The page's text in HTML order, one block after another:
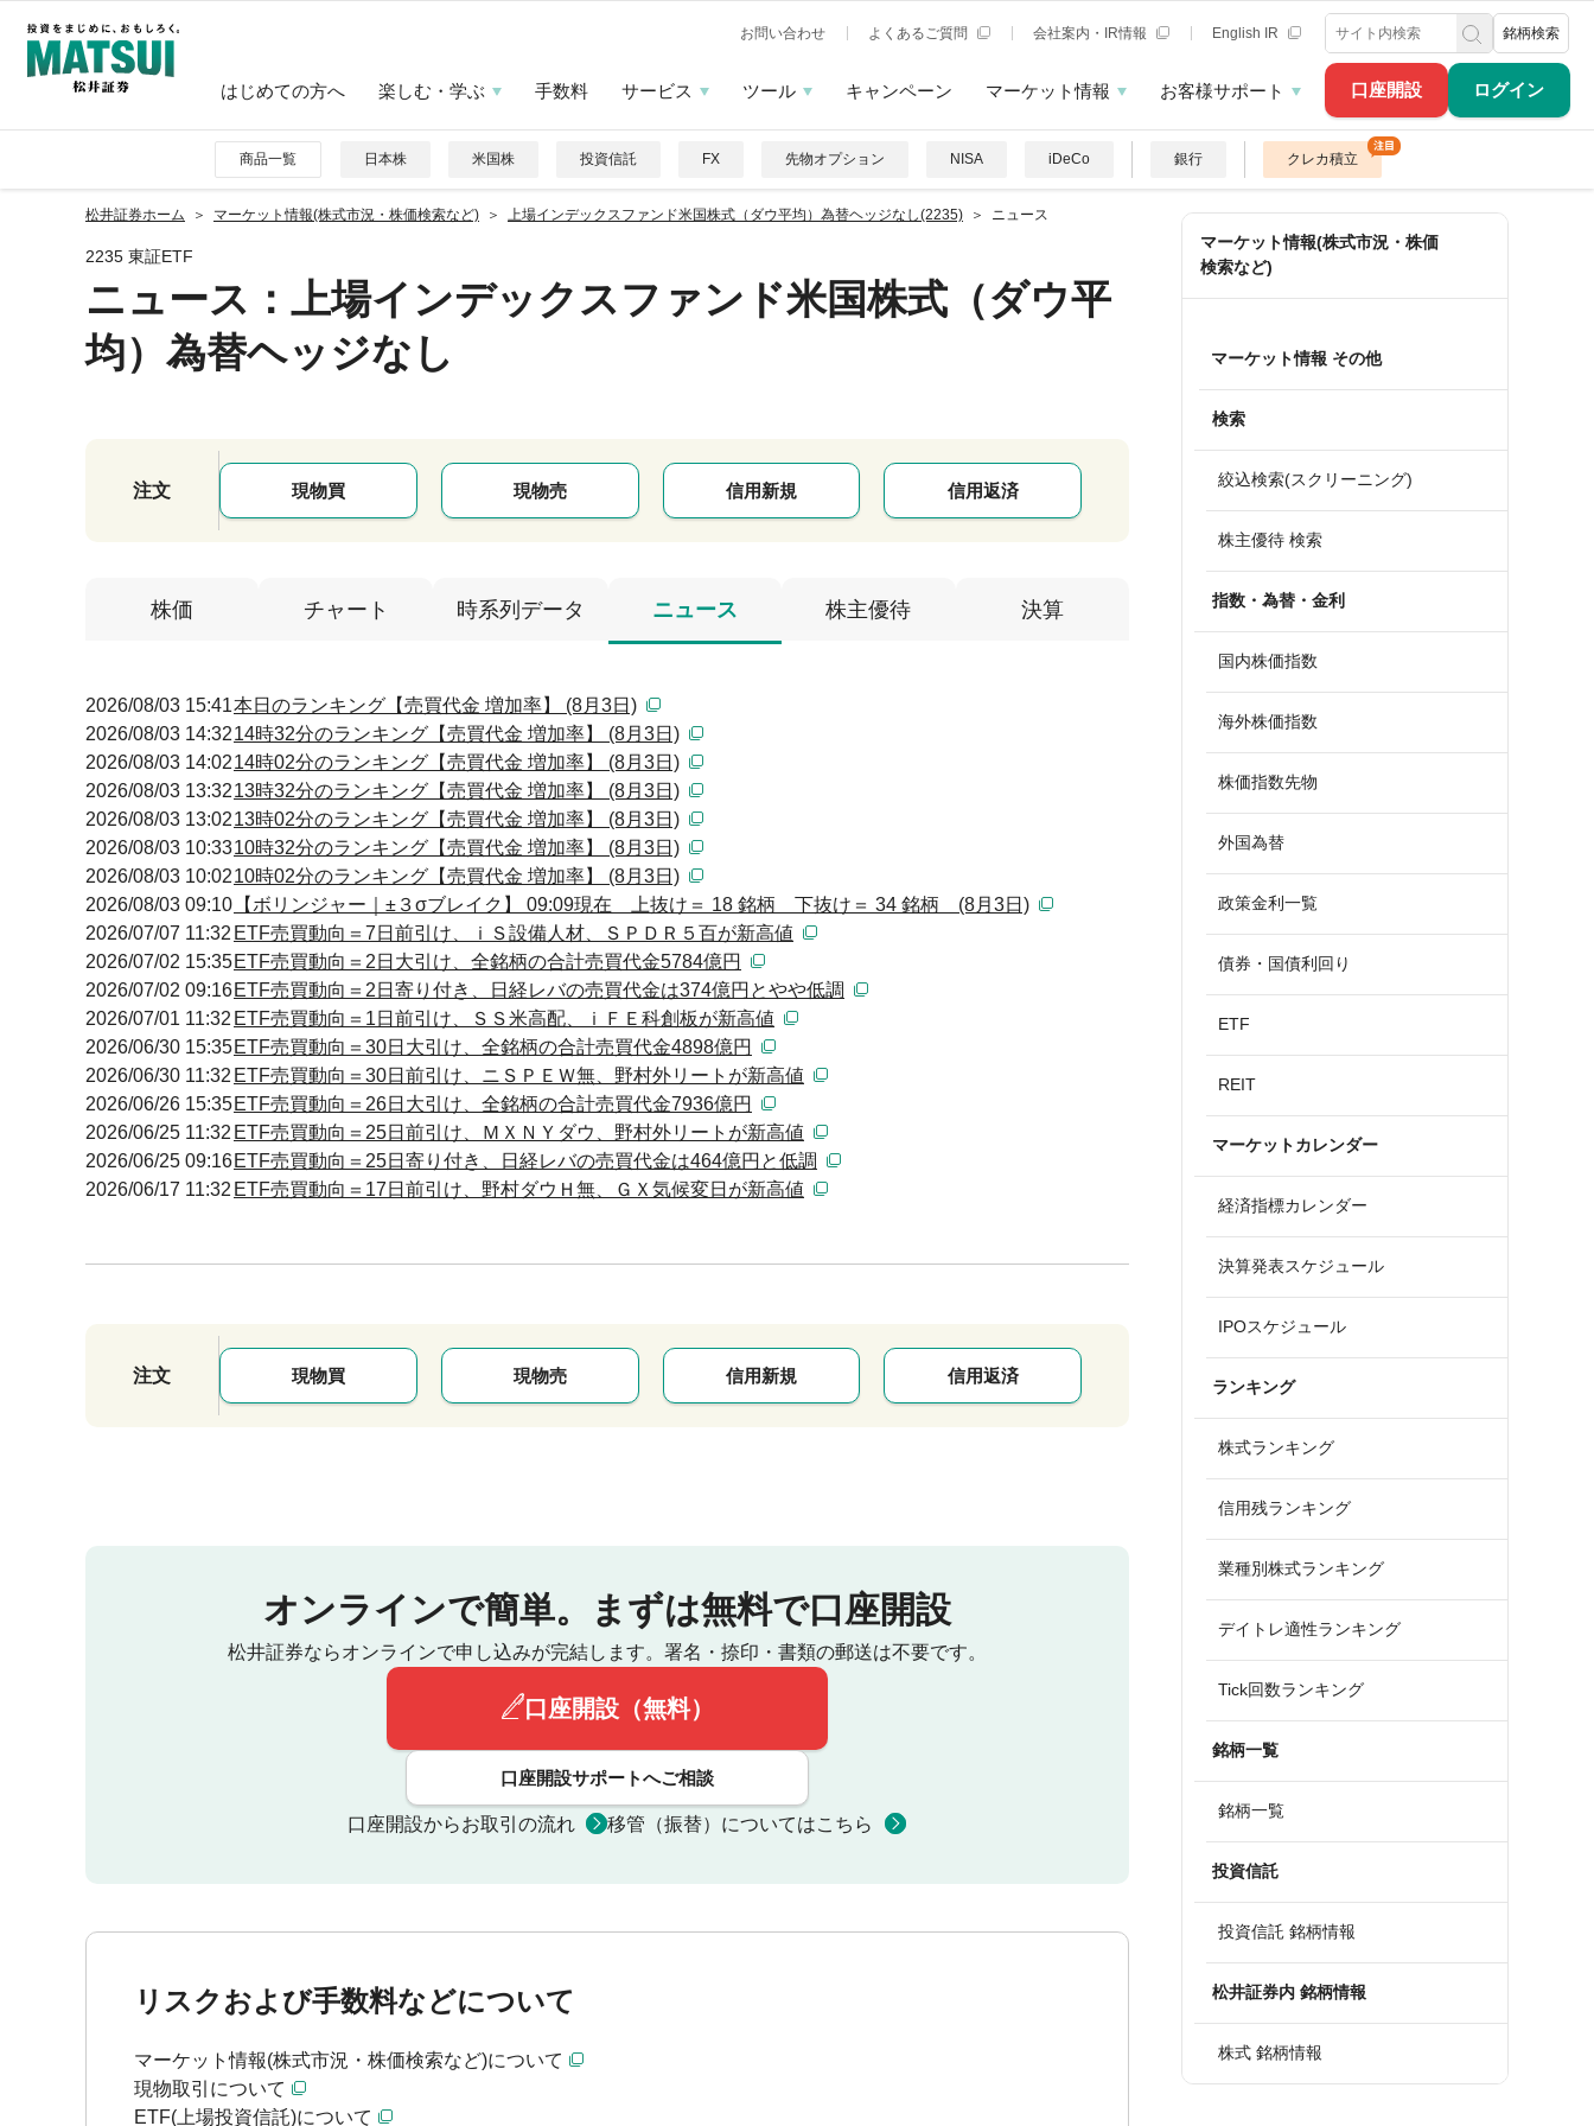
口座開設 ログイン
お問い合わせ よくあるご質問 会社案内・IR情報 English IR 銘柄検索
はじめての方へ 楽しむ・学ぶ 手数料 サービス ツール キャンペーン マーケット情報 お客様サポート
商品一覧 日本株 米国株 投資信託 FX 先物オプション NISA iDeCo 銀行 クレカ積立
松井証券ホーム マーケット情報(株式市況・株価検索など) 上場インデックスファンド米国株式（ダウ平均）為替ヘッジなし(2235) ニュース
2235 東証ETF
ニュース ：上場インデックスファンド米国株式（ダウ平
均）為替ヘッジなし
注文 現物買 現物売 信用新規 信用返済
株価 チャート 時系列データ ニュース 株主優待 決算
2026/08/03 15:41本日のランキング【売買代金 増加率】 (8月3日)
2026/08/03 14:3214時32分のランキング【売買代金 増加率】 (8月3日)
2026/08/03 14:0214時02分のランキング【売買代金 増加率】 (8月3日)
2026/08/03 13:3213時32分のランキング【売買代金 増加率】 (8月3日)
2026/08/03 13:0213時02分のランキング【売買代金 増加率】 (8月3日)
2026/08/03 10:3310時32分のランキング【売買代金 増加率】 (8月3日)
2026/08/03 10:0210時02分のランキング【売買代金 増加率】 (8月3日)
2026/08/03 09:10 【ボリンジャー｜±３σブレイク】 09:09現在 上抜け＝ 18 銘柄 下抜け＝ 34 銘柄 (8月3日)
2026/07/07 11:32 ETF売買動向＝7日前引け、ｉＳ設備人材、ＳＰＤＲ５百が新高値
2026/07/02 15:35ETF売買動向＝2日大引け、全銘柄の合計売買代金5784億円
2026/07/02 09:16ETF売買動向＝2日寄り付き、日経レバの売買代金は374億円とやや低調
2026/07/01 11:32 ETF売買動向＝1日前引け、ＳＳ米高配、ｉＦＥ科創板が新高値
2026/06/30 15:35ETF売買動向＝30日大引け、全銘柄の合計売買代金4898億円
2026/06/30 11:32 ETF売買動向＝30日前引け、ニＳＰＥＷ無、野村外リートが新高値
2026/06/26 15:35ETF売買動向＝26日大引け、全銘柄の合計売買代金7936億円
2026/06/25 11:32 ETF売買動向＝25日前引け、ＭＸＮＹダウ、野村外リートが新高値
2026/06/25 09:16ETF売買動向＝25日寄り付き、日経レバの売買代金は464億円と低調
2026/06/17 11:32 ETF売買動向＝17日前引け、野村ダウＨ無、ＧＸ気候変日が新高値
注文 現物買 現物売 信用新規 信用返済
オンラインで簡単。 まずは無料で口座開設
松井証券ならオンラインで申し込みが完結します。 署名・捺印・書類の郵送は不要です。
口座開設（無料）
口座開設サポートへご相談
口座開設からお取引の流れ 移管（振替）についてはこちら
リスクおよび手数料などについて
マーケット情報(株式市況・株価検索など)について
現物取引について
ETF(上場投資信託)について
マーケット情報(株式市況・株価
検索など)
マーケット情報 その他
検索
絞込検索(スクリーニング)
株主優待 検索
指数・為替・金利
国内株価指数
海外株価指数
株価指数先物
外国為替
政策金利一覧
債券・国債利回り
ETF
REIT
マーケットカレンダー
経済指標カレンダー
決算発表スケジュール
IPOスケジュール
ランキング
株式ランキング
信用残ランキング
業種別株式ランキング
デイトレ適性ランキング
Tick回数ランキング
銘柄一覧
銘柄一覧
投資信託
投資信託 銘柄情報
松井証券内 銘柄情報
株式 銘柄情報